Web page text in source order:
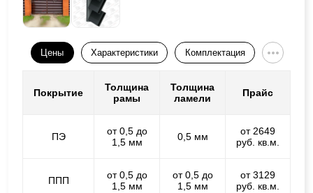
Цены Характеристики Комплектация
Покрытие
Толщина
рамы
Толщина
ламели
Прайс
ПЭ
от 0,5 до
1,5 мм
0,5 мм
от 2649
руб. кв.м.
ППП
от 0,5 до
1,5 мм
от 0,5 до
1,5 мм
от 3129
руб. кв.м.